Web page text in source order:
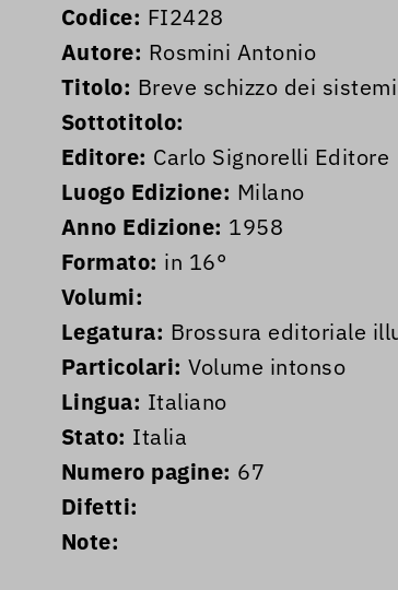
Codice: FI2428
Autore: Rosmini Antonio
Titolo: Breve schizzo dei
Sottotitolo:
Editore: Carlo Signorelli Editore
Luogo Edizione: Milano
Anno Edizione: 1958
Formato: in 16°
Volumi:
Legatura: Brossura editoriale
Particolari: Volume intonso
Lingua: Italiano
Stato: Italia
Numero pagine: 67
Difetti:
Note: